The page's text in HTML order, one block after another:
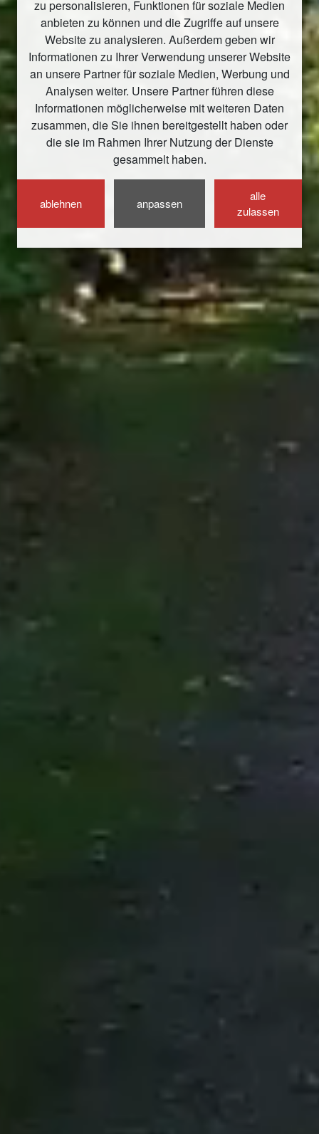
zu personalisieren, Funktionen für soziale Medien
anbieten zu können und die Zugriffe auf unsere
Website zu analysieren. Außerdem geben wir
Informationen zu Ihrer Verwendung unserer Website
an unsere Partner für soziale Medien, Werbung und
Analysen weiter. Unsere Partner führen diese
Informationen möglicherweise mit weiteren Daten
zusammen, die Sie ihnen bereitgestellt haben oder
die sie im Rahmen Ihrer Nutzung der Dienste
gesammelt haben.
ablehnen anpassen
alle
zulassen